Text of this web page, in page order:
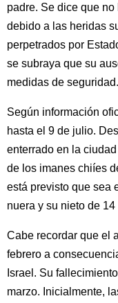
padre. Se dice que
debido a las heridas
perpetrados por
se subraya que su
medidas de seguridad.
Según información
hasta el 9 de julio.
enterrado en la
de los imanes chiíes
está previsto que sea
nuera y su nieto de 14
Cabe recordar que el
febrero a
Israel. Su
marzo. Inicialmente,